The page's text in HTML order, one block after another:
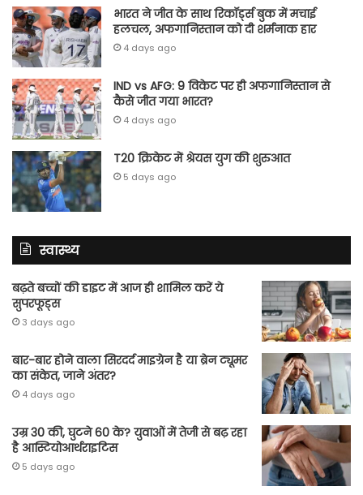
भारत ने जीत के साथ रिकॉर्ड्स बुक में मचाई
हलचल, अफगानिस्तान को दी शर्मनाक हार
4 days ago
IND vs AFG: 9 विकेट पर ही अफगानिस्तान से
कैसे जीत गया भारत?
4 days ago
T20 क्रिकेट में श्रेयस युग की शुरुआत
5 days ago
स्वास्थ्य
बढ़ते बच्चों की डाइट में आज ही शामिल करें ये
सुपरफूड्स
3 days ago
बार-बार होने वाला सिरदर्द माइग्रेन है या ब्रेन ट्यूमर
का संकेत, जाने अंतर?
4 days ago
उम्र 30 की, घुटने 60 के? युवाओं में तेजी से बढ़ रहा
है आस्टियोआर्थराइटिस
5 days ago